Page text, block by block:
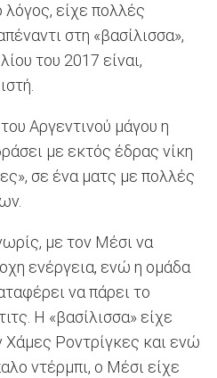
είχε πολλές
στη «βασίλισσα»,
του 2017 είναι,
Αργεντινού μάγου η
με εκτός έδρας νίκη
σε ένα ματς με πολλές
με τον Μέσι να
ενέργεια, ενώ η ομάδα
να πάρει το
Η «βασίλισσα» είχε
Χάμες Ροντρίγκες και ενώ
ντέρμπι, ο Μέσι είχε